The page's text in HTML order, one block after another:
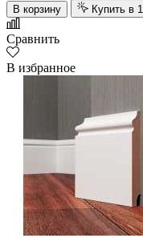
В корзину Купить в
Сравнить
В избранное